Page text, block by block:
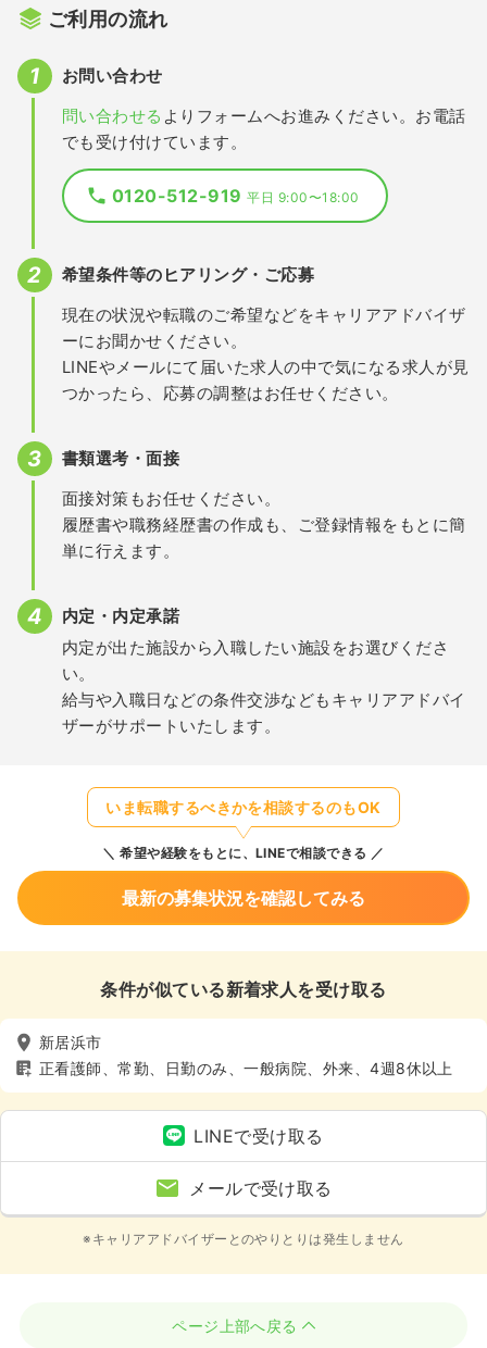
ご利用の流れ
お問い合わせ
問い合わせる よりフォームへお進みください。お電話
でも受け付けています。
0120-512-919平日 9:00〜18:00
希望条件等のヒアリング・ご応募
現在の状況や転職のご希望などをキャリアアドバイザ
ーにお聞かせください。
LINEやメールにて届いた求人の中で気になる求人が見
つかったら、応募の調整はお任せください。
書類選考・面接
面接対策もお任せください。
履歴書や職務経歴書の作成も、ご登録情報をもとに簡
単に行えます。
内定・内定承諾
内定が出た施設から入職したい施設をお選びくださ
い。
給与や入職日などの条件交渉などもキャリアアドバイ
ザーがサポートいたします。
いま転職するべきかを相談するのもOK
希望や経験をもとに、LINEで相談できる
最新の募集状況を確認してみる
条件が似ている新着求人を受け取る
新居浜市
正看護師、常勤、日勤のみ、一般病院、外来、4週8休以上
LINEで受け取る
メールで受け取る
※キャリアアドバイザーとのやりとりは発生しません
ページ上部へ戻る